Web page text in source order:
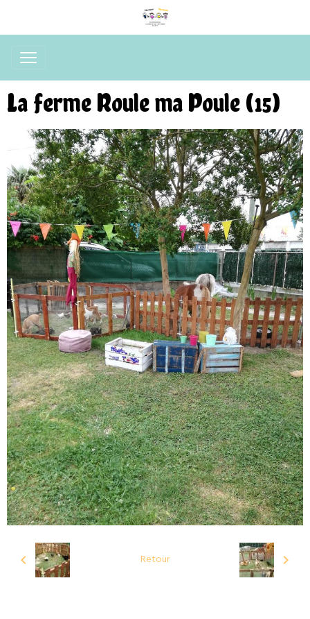
La ferme Roule ma Poule (15)
Retour